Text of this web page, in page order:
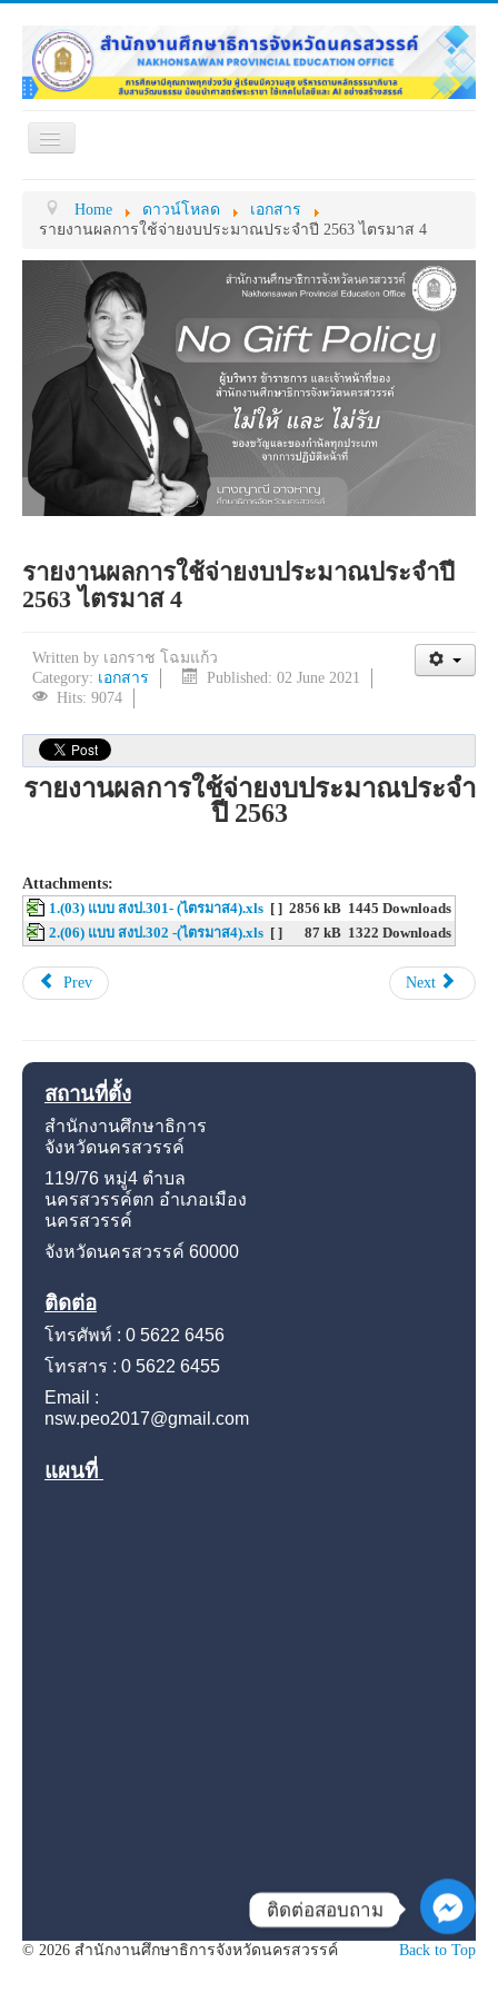
Toggle
หน่วยงานภายใน
MY OFFICE
ดาวน์โหลด
กระดาน ถาม-ตอบ
ข้อมูลการติดต่อ
Home ดาวน์โหลด
เอกสาร
รายงานผลการใช้จ่ายงบประมาณประจำปี 2563 ไตรมาส 4
รายงานผลการใช้จ่ายงบประมาณประจำปี
2563 ไตรมาส 4
Written by เอกราช โฉมแก้ว
Category: เอกสาร
Published: 02 June 2021
Hits: 9074
รายงานผลการใช้จ่ายงบประมาณประจำ
ปี 2563
Attachments:
1.(03) แบบ สงป.301- (ไตรมาส4).xls [ ] 2856 kB 1445 Downloads
2.(06) แบบ สงป.302 -(ไตรมาส4).xls [ ] 87 kB 1322 Downloads
Prev Next
สถานที่ตั้ง
สำนักงานศึกษาธิการ
จังหวัดนครสวรรค์
119/76 หมู่4 ตำบล
นครสวรรค์ตก อำเภอเมือง
นครสวรรค์
จังหวัดนครสวรรค์ 60000
ติดต่อ
โทรศัพท์ : 0 5622 6456
โทรสาร : 0 5622 6455
Email :
nsw.peo2017@gmail.com
แผนที่
Back to Top
© 2026 สำนักงานศึกษาธิการจังหวัดนครสวรรค์
ติดต่อสอบถาม